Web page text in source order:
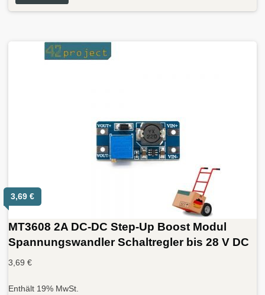
3,69 €
MT3608 2A DC-DC Step-Up Boost Modul
Spannungswandler Schaltregler bis 28 V DC
3,69 €
Enthält 19% MwSt.